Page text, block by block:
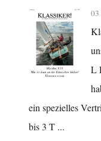
03
L
ein spezielles
bis 3 T ...